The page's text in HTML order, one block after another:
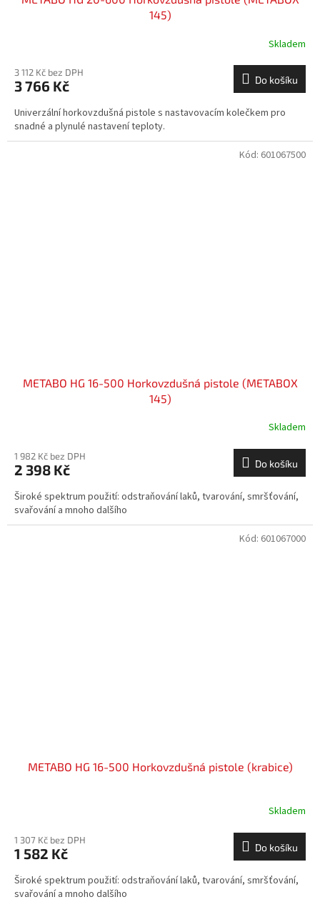
145)
Skladem
3 112 Kč bez DPH
3 766 Kč Do košíku
Univerzální horkovzdušná pistole s nastavovacím kolečkem pro
snadné a plynulé nastavení teploty.
METABO HG 16-500 Horkovzdušná pistole (METABOX
145)
Skladem
1 982 Kč bez DPH
2 398 Kč Do košíku
Široké spektrum použití: odstraňování laků, tvarování, smršťování,
svařování a mnoho dalšího
Kód: 601067500
METABO HG 16-500 Horkovzdušná pistole (krabice)
Skladem
1 307 Kč bez DPH
1 582 Kč Do košíku
Široké spektrum použití: odstraňování laků, tvarování, smršťování,
svařování a mnoho dalšího
Kód: 601067000